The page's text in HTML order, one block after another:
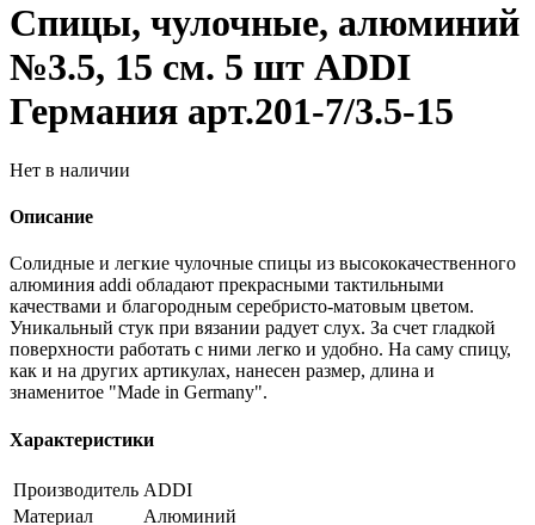
Спицы, чулочные, алюминий
№3.5, 15 см. 5 шт ADDI
Германия арт.201-7/3.5-15
Нет в наличии
Описание
Солидные и легкие чулочные спицы из высококачественного
алюминия addi обладают прекрасными тактильными
качествами и благородным серебристо-матовым цветом.
Уникальный стук при вязании радует слух. За счет гладкой
поверхности работать с ними легко и удобно. На саму спицу,
как и на других артикулах, нанесен размер, длина и
знаменитое "Made in Germany".
Характеристики
Производитель ADDI
Материал
Алюминий